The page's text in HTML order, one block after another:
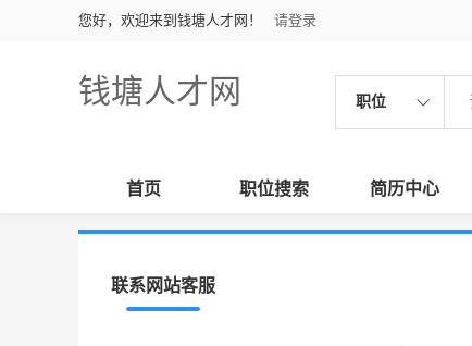
您好，欢迎来到钱塘人才网！ 请登录
钱塘人才网 职位
首页 职位搜索 简历中心
联系网站客服